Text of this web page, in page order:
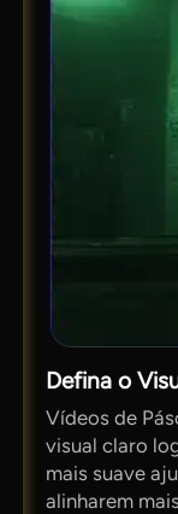
Defina o
Vídeos de
visual claro
mais suave
alinharem